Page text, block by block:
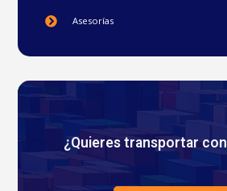
Asesorías
¿Quieres transportar